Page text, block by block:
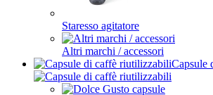
Staresso agitatore
Altri marchi / accessori
Capsule